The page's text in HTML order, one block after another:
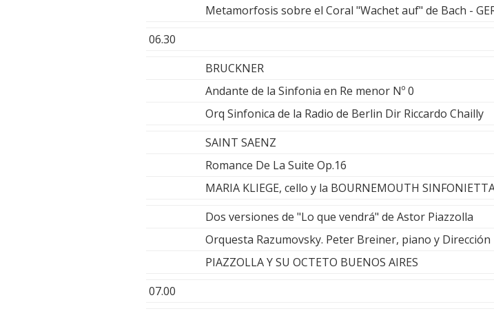
Metamorfosis sobre el Coral "Wachet auf" de Bach -
06.30
BRUCKNER
Andante de la Sinfonia en Re menor Nº 0
Orq Sinfonica de la Radio de Berlin Dir Riccardo Chailly
SAINT SAENZ
Romance De La Suite Op.16
MARIA KLIEGE, cello y la BOURNEMOUTH
Dos versiones de "Lo que vendrá" de Astor Piazzolla
Orquesta Razumovsky. Peter Breiner, piano y Dirección
PIAZZOLLA Y SU OCTETO BUENOS AIRES
07.00